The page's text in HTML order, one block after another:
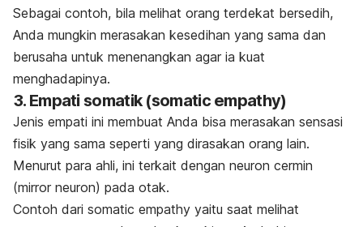
Sebagai contoh, bila melihat orang terdekat bersedih,
Anda mungkin merasakan kesedihan yang sama dan
berusaha untuk menenangkan agar ia kuat
menghadapinya.
3. Empati somatik (somatic empathy)
Jenis empati ini membuat Anda bisa merasakan sensasi
fisik yang sama seperti yang dirasakan orang lain.
Menurut para ahli, ini terkait dengan neuron cermin
(mirror neuron) pada otak.
Contoh dari somatic empathy yaitu saat melihat